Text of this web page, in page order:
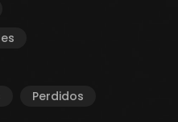
Perdidos